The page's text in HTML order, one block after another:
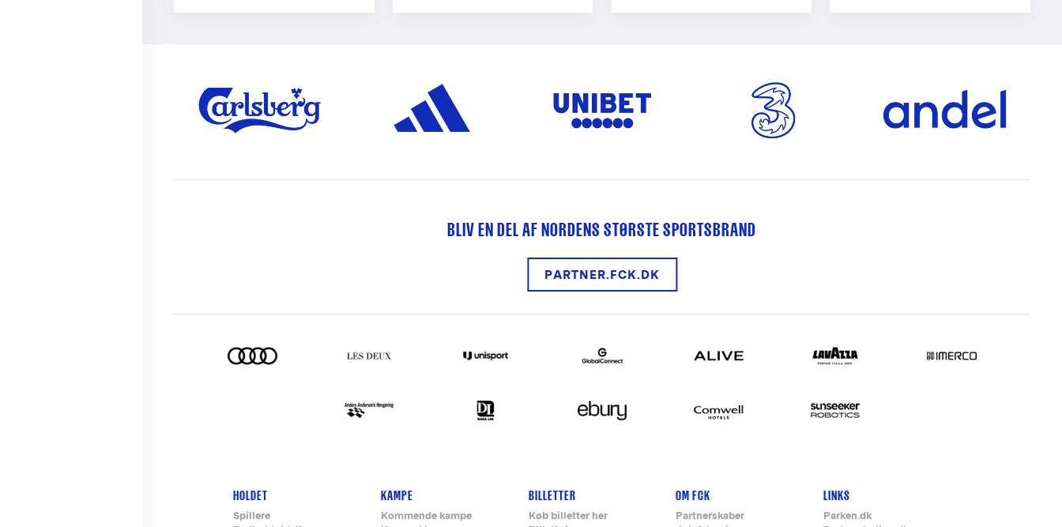
BLIV EN DEL AF NORDENS STØRSTE SPORTSBRAND
PARTNER.FCK.DK
Footer-
HOLDET
Spillere
KAMPE
Kommende kampe
BILLETTER
Køb billetter her
OM FCK
Partnerskaber
LINKS
Parken.dk